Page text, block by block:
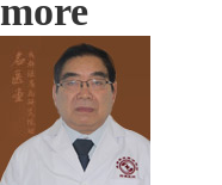
more